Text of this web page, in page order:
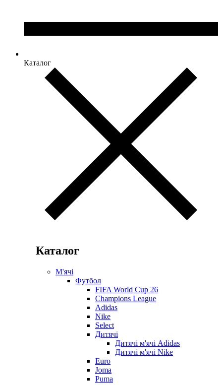
Каталог
Каталог
М'ячі
Футбол
FIFA World Cup 26
Champions League
Adidas
Nike
Select
Дитячі
Дитячі м'ячі Adidas
Дитячі м'ячі Nike
Euro
Joma
Puma